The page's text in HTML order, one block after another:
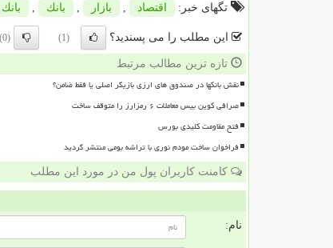
تگهای خبر: اقتصاد بازار بانك
این مطلب را می پسندید؟ (1)
(0)
تازه ترین مطالب مرتبط
نقش بانکها در صندوق های ارزی بازیگر اصلی یا فقط ضامن؟
صرافی کوین بیس معاملات ۶ رمزارز را متوقف ساخت
فتح مقاومت کلیدی بورس
فراخوان ساخت مودم نوری با تراشه بومی منتشر گردید
کامنت کاربران پول من در مورد این مطلب
نام: